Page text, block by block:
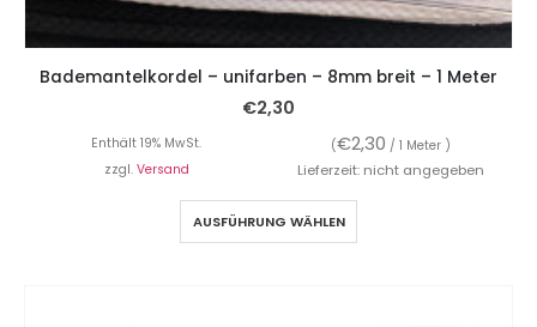
Bademantelkordel – unifarben – 8mm breit – 1 Meter
€2,30
Enthält 19% MwSt. (€2,30 / 1 Meter )
zzgl. Versand Lieferzeit: nicht angegeben
AUSFÜHRUNG WÄHLEN